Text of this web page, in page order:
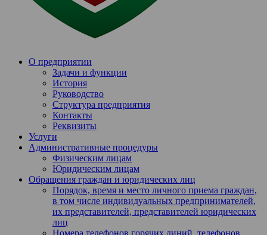
О предприятии
Задачи и функции
История
Руководство
Структура предприятия
Контакты
Реквизиты
Услуги
Административные процедуры
Физическим лицам
Юридическим лицам
Обращения граждан и юридических лиц
Порядок, время и место личного приема граждан,
в том числе индивидуальных предпринимателей,
их представителей, представителей юридических
лиц
Номера телефонов горячих линий, телефонов